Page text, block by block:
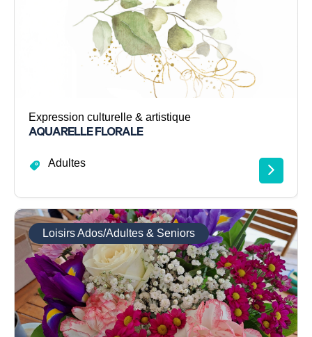
Expression culturelle & artistique
AQUARELLE FLORALE
Adultes
Loisirs Ados/Adultes & Seniors